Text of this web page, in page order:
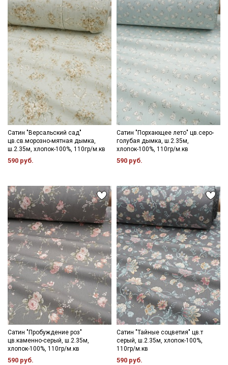
Цветопередача (тон) может отличаться от оригинального
цвета ткани в зависимости от настроек вашего монитора и в
зависимости от партии.
Сатин "Версальский сад"
цв.св.морозно-мятная дымка,
ш.2.35м, хлопок-100%, 110гр/м.кв
590 руб.
Сатин "Порхающее лето" цв.серо-
голубая дымка, ш.2.35м,
хлопок-100%, 110гр/м.кв
590 руб.
Сатин "Пробуждение роз"
цв.каменно-серый, ш.2.35м,
хлопок-100%, 110гр/м.кв
590 руб.
Сатин "Тайные соцветия" цв.т
серый, ш.2.35м, хлопок-100%,
110гр/м.кв
590 руб.
Секретная рассылка от Купава
Мы публикуем здесь дополнительные
промокоды и скидки до 30% на узкие
категории тканей
Электронная почта
Ознакомлен(а) сПолитикой обработки персональных
данныхи даюСогласие на обработку персональных
данных
ДаюСогласие на получение рекламных и
информационных рассылок